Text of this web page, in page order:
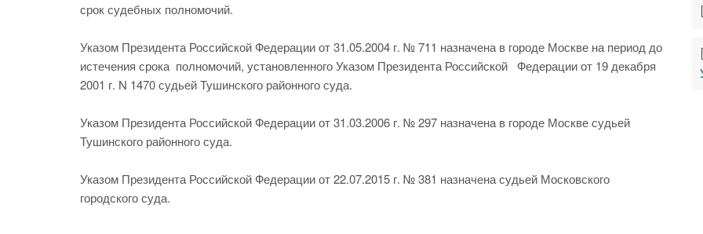
срок судебных полномочий.
Указом Президента Российской Федерации от 31.05.2004 г. № 711 назначена в городе Москве на период до
истечения срока полномочий, установленного Указом Президента Российской Федерации от 19 декабря
2001 г. N 1470 судьей Тушинского районного суда.
Указом Президента Российской Федерации от 31.03.2006 г. № 297 назначена в городе Москве судьей
Тушинского районного суда.
Указом Президента Российской Федерации от 22.07.2015 г. № 381 назначена судьей Московского
городского суда.